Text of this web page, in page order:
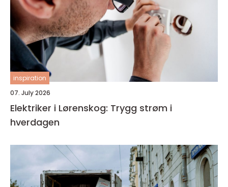
inspiration
07. July 2026
Elektriker i Lørenskog: Trygg strøm i
hverdagen